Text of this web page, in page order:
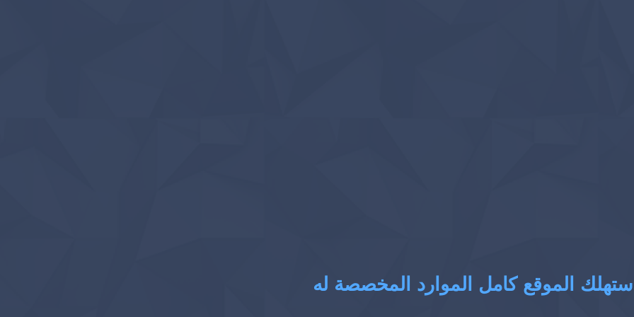
الموقع كامل الموارد المخصصة له